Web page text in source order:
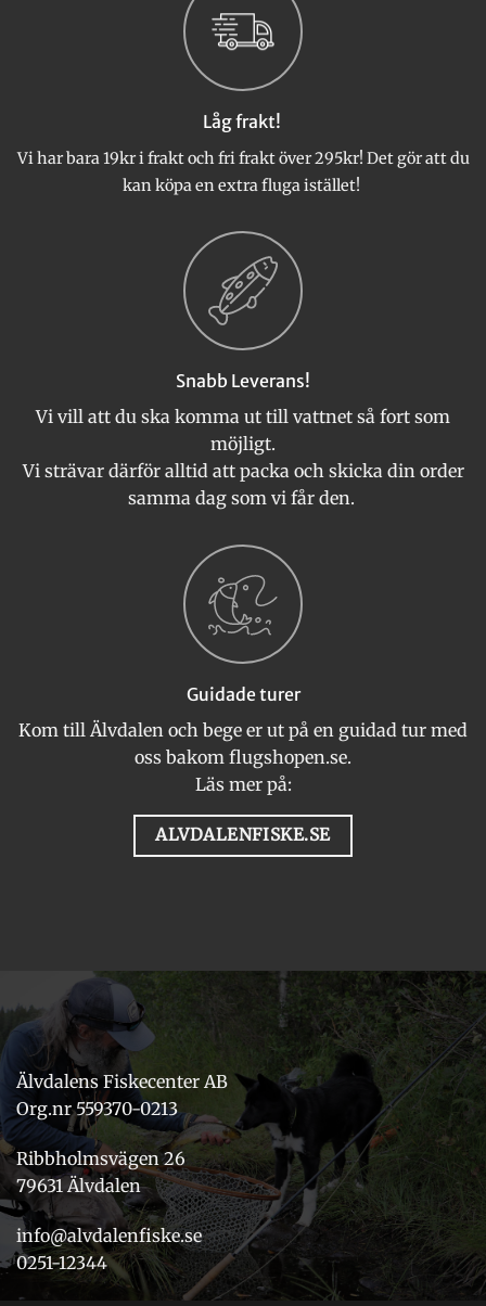
produktsidan
Låg frakt!
Vi har bara 19kr i frakt och fri frakt över 295kr! Det gör att du
kan köpa en extra fluga istället!
Snabb Leverans!
Vi vill att du ska komma ut till vattnet så fort som
möjligt.
Vi strävar därför alltid att packa och skicka din order
samma dag som vi får den.
Guidade turer
Kom till Älvdalen och bege er ut på en guidad tur med
oss bakom flugshopen.se.
Läs mer på:
ALVDALENFISKE.SE
Älvdalens Fiskecenter AB
Org.nr 559370-0213
Ribbholmsvägen 26
79631 Älvdalen
info@alvdalenfiske.se
0251-12344